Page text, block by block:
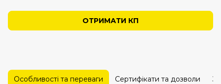
ОТРИМАТИ КП
Особливості та переваги Сертифікати та дозволи